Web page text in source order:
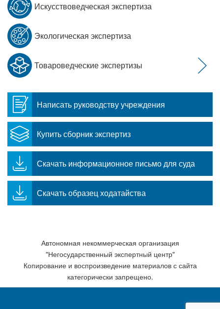
Написать руководству учреждения
Купить сборник экспертиз
Скачать информационное письмо для суда
Скачать образец ходатайства
Искусствоведческая экспертиза
Экологическая экспертиза
Товароведческие экспертизы
Автономная некоммерческая организация
"Негосударственный экспертный центр"
Копирование и воспроизведение материалов с сайта
категорически запрещено.